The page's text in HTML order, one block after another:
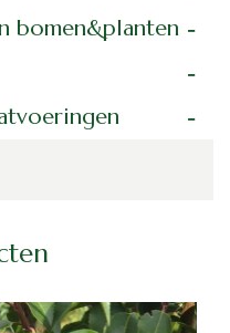
bomen&planten